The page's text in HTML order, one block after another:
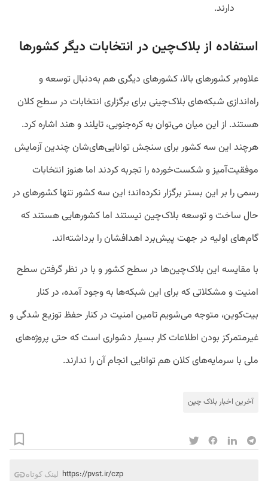
دارند.
استفاده از بلاک‌چین در انتخابات دیگر کشورها
علاوه‌بر کشورهای بالا، کشورهای دیگری هم به‌دنبال توسعه و
راه‌اندازی شبکه‌های بلاک‌چینی برای برگزاری انتخابات در سطح کلان
هستند. از این میان می‌توان به کره‌جنوبی، تایلند و هند اشاره کرد.
هرچند این سه کشور برای سنجش توانایی‌های‌شان چندین آزمایش
موفقیت‌آمیز و شکست‌خورده را تجربه کردند اما هنوز انتخابات
رسمی را بر این بستر برگزار نکرده‌اند؛ این سه کشور تنها کشورهای در
حال ساخت و توسعه بلاک‌چین نیستند اما کشورهایی هستند که
گام‌های اولیه در جهت پیش‌برد اهدافشان را برداشته‌اند.
با مقایسه این بلاک‌چین‌ها در سطح کشور و با در نظر گرفتن سطح
امنیت و مشکلاتی که برای این شبکه‌ها به وجود آمده، در کنار
بیت‌کوین، متوجه می‌شویم تامین امنیت در کنار حفظ توزیع شدگی و
غیرمتمرکز بودن اطلاعات کار بسیار دشواری است که حتی پروژه‌های
ملی با سرمایه‌های کلان هم توانایی انجام آن را ندارند.
آخرین اخبار بلاک‌ چین
لینک کوتاه https://pvst.ir/czp